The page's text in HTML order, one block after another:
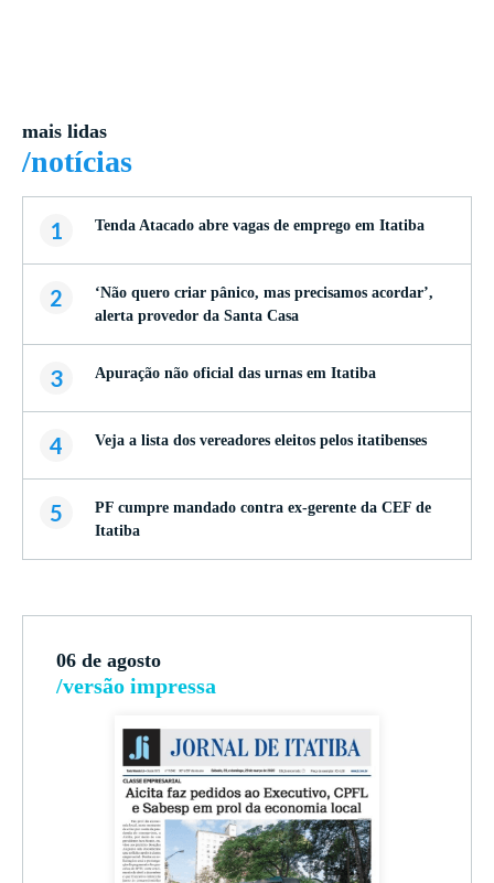
mais lidas
/notícias
1 Tenda Atacado abre vagas de emprego em Itatiba
2
‘Não quero criar pânico, mas precisamos acordar’,
alerta provedor da Santa Casa
3 Apuração não oficial das urnas em Itatiba
4 Veja a lista dos vereadores eleitos pelos itatibenses
5
PF cumpre mandado contra ex-gerente da CEF de
Itatiba
06 de agosto
/versão impressa